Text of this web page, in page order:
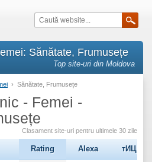
Sănătate, Frumusețe
Top site-uri din Moldova
› Sănătate, Frumusețe
- Femei -
Clasament site-uri pentru ultimele 30 zile
Rating Alexa тИЦ